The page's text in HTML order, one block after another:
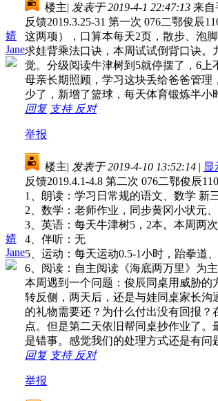
婧
Jane
楼主| 发表于 2019-4-1 22:47:13 来自
反馈2019.3.25-31 第一次 076二鄂俊
这两项），口算本每天2页，散步、泡
求娃背乘法口诀，本周试试倒背口诀
觉。分级阅读牛津树到5就停摆了，6
母亲长期照顾，学习这块丢给爸爸管
少了，新增了篮球，每天体育锻炼半小
回复 支持 反对
举报
婧
Jane
楼主| 发表于 2019-4-10 13:52:14 | 显
反馈2019.4.1-4.8 第二次 076二鄂俊辰
1、朗读：学习日常规的语文、数学 新
2、数学：老师作业，同步黄冈小状元
3、英语：每天牛津树5，2本。本周两次
4、伴听：无
5、运动：每天运动0.5-1小时，跆拳道
6、阅读：自主阅读《海底两万里》为
本周遇到一个问题：俊辰同桌用威胁
转反侧，两天后，还是与娃同桌家长
的礼物需要还？为什么付出没有回报
点。但是第二天依旧帮同桌抄作业了
是错事。感觉我们的处理方式还是有问
回复 支持 反对
举报